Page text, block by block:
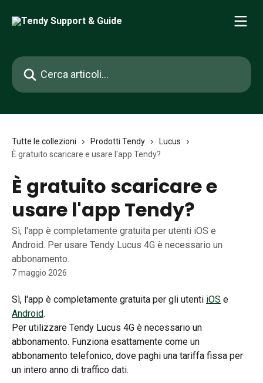
Cerca articoli…
Tutte le collezioni Prodotti Tendy
Lucus
È gratuito scaricare e usare l'app Tendy?
È gratuito scaricare e
usare l'app Tendy?
Sì, l'app è completamente gratuita per utenti iOS e
Android. Per usare Tendy Lucus 4G è necessario un
abbonamento.
7 maggio 2026
Sì, l'app è completamente gratuita per gli utenti iOS e
Android.
Per utilizzare Tendy Lucus 4G è necessario un
abbonamento. Funziona esattamente come un
abbonamento telefonico, dove paghi una tariffa fissa per
un intero anno di traffico dati.